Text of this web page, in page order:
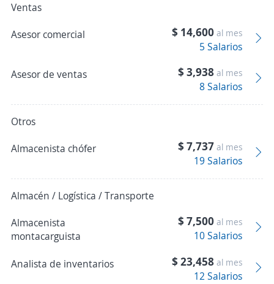
Ventas
Asesor comercial
$ 14,600 al mes
5 Salarios
Asesor de ventas $ 3,938 al mes
8 Salarios
Otros
Almacenista chófer
$ 7,737 al mes
19 Salarios
Almacén / Logística / Transporte
Almacenista
montacarguista
$ 7,500 al mes
10 Salarios
Analista de inventarios $ 23,458 al mes
12 Salarios